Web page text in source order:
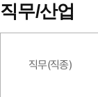
직무/산업
직무(직종)